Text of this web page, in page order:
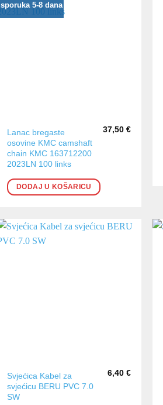
Isporuka 5-8 dana
Lanac bregaste
osovine KMC camshaft
chain KMC 163712200
2023LN 100 links
37,50€
DODAJ U KOŠARICU
Svjećica Kabel za
svjećicu BERU PVC 7.0
SW
6,40€